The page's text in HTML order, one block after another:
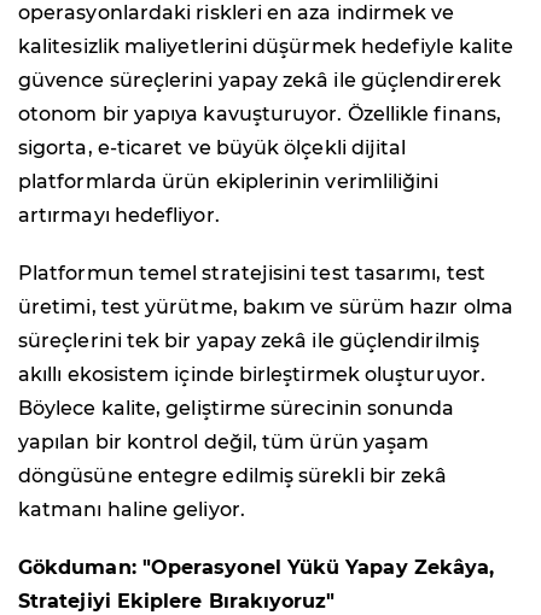
operasyonlardaki riskleri en aza indirmek ve
kalitesizlik maliyetlerini düşürmek hedefiyle kalite
güvence süreçlerini yapay zekâ ile güçlendirerek
otonom bir yapıya kavuşturuyor. Özellikle finans,
sigorta, e-ticaret ve büyük ölçekli dijital
platformlarda ürün ekiplerinin verimliliğini
artırmayı hedefliyor.
Platformun temel stratejisini test tasarımı, test
üretimi, test yürütme, bakım ve sürüm hazır olma
süreçlerini tek bir yapay zekâ ile güçlendirilmiş
akıllı ekosistem içinde birleştirmek oluşturuyor.
Böylece kalite, geliştirme sürecinin sonunda
yapılan bir kontrol değil, tüm ürün yaşam
döngüsüne entegre edilmiş sürekli bir zekâ
katmanı haline geliyor.
Gökduman: "Operasyonel Yükü Yapay Zekâya,
Stratejiyi Ekiplere Bırakıyoruz"